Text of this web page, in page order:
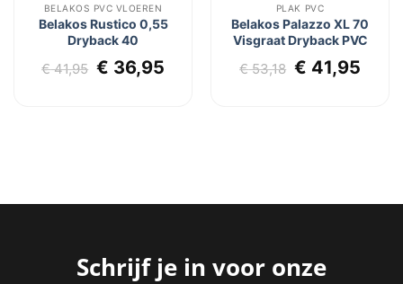
BELAKOS PVC VLOEREN
Belakos Rustico 0,55
Dryback 40
€41,95 Oorspronkelijke
€ 36,95Huidige
PLAK PVC
Belakos Palazzo XL 70
Visgraat Dryback PVC
€53,18
prijs
€ 41,95
Schrijf je in voor onze